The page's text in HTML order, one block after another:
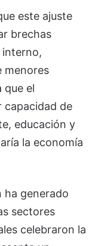
este ajuste
brechas
interno,
menores
que el
capacidad de
educación y
la economía
ha generado
sectores
celebraron la